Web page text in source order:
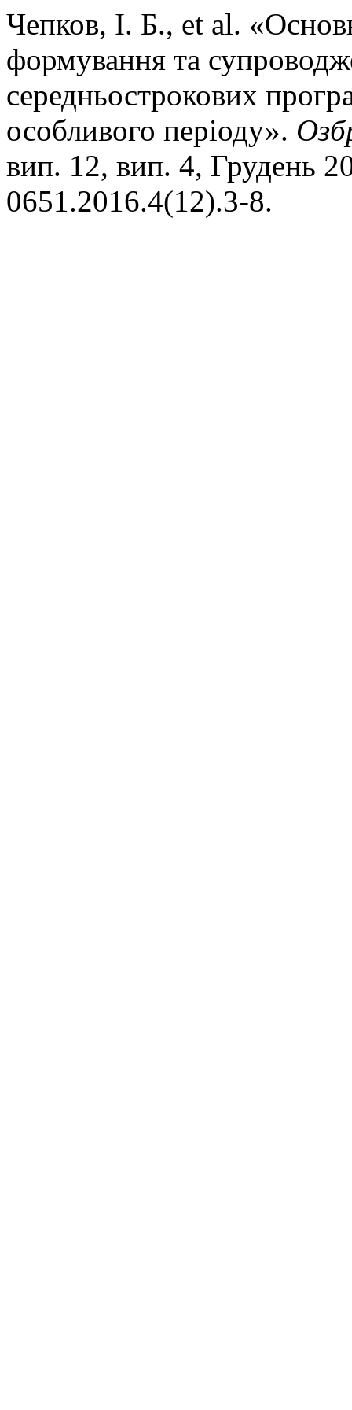
Чепков, І. Б., et al.
формування та
середньострокових
особливого періоду».
вип. 12, вип. 4, Грудень
0651.2016.4(12).3-8.